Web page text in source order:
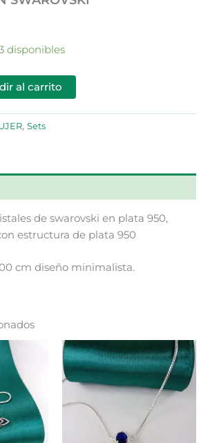
disponibles
al carrito
, Sets
de swarovski en plata 950,
estructura de plata 950
cm diseño minimalista.